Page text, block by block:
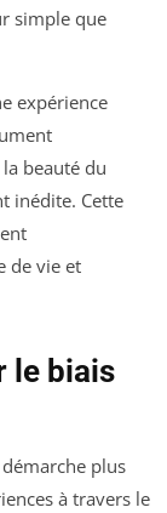
simple que
expérience
beauté du
inédite. Cette
de vie et
le biais
plus
à travers le